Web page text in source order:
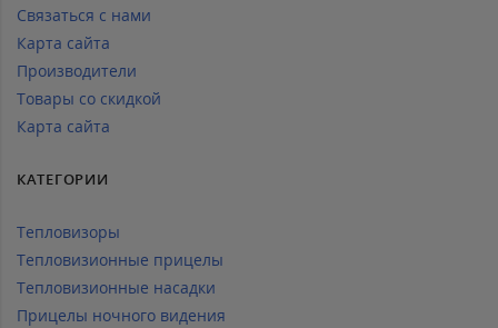
Связаться с нами
Карта сайта
Производители
Товары со скидкой
Карта сайта
КАТЕГОРИИ
Тепловизоры
Тепловизионные прицелы
Тепловизионные насадки
Прицелы ночного видения